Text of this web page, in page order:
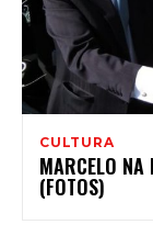
CULTURA
MARCELO NA
(FOTOS)